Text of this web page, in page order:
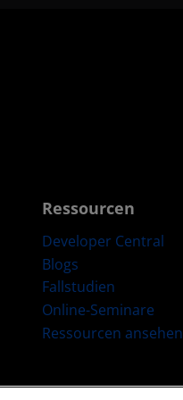
Ressourcen
Developer Central
Blogs
Fallstudien
Online-Seminare
Ressourcen ansehen